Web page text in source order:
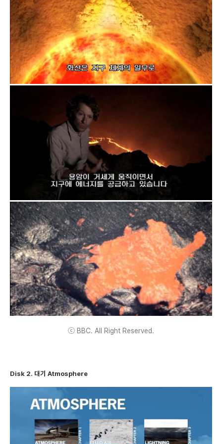
ⓒ BBC. All Right Reserved.
Disk 2. 대기 Atmosphere